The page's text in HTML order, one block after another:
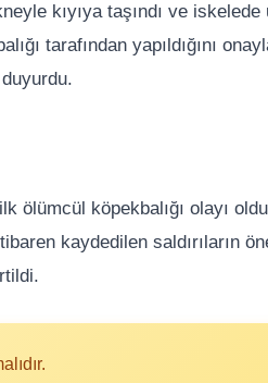
kıyıya taşındı ve
tarafından yapıldığını
ölümcül köpekbalığı olayı
kaydedilen saldırıların